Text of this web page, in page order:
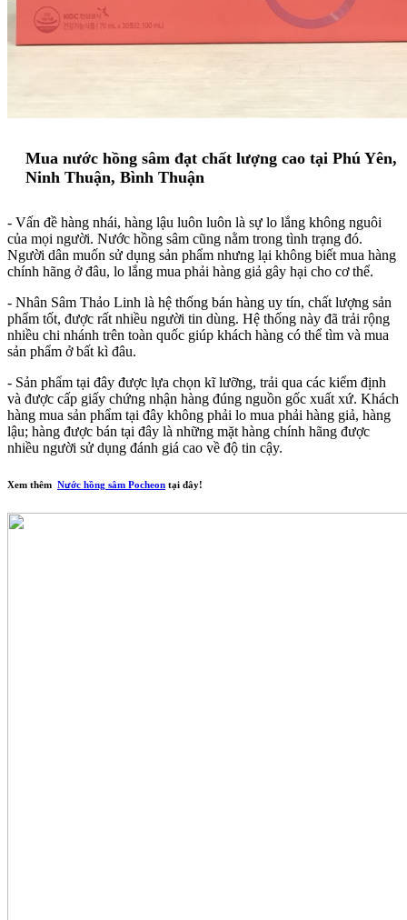
Mua nước hồng sâm đạt chất lượng cao tại Phú Yên,
Ninh Thuận, Bình Thuận
- Vấn đề hàng nhái, hàng lậu luôn luôn là sự lo lắng không nguôi
của mọi người. Nước hồng sâm cũng nằm trong tình trạng đó.
Người dân muốn sử dụng sản phẩm nhưng lại không biết mua hàng
chính hãng ở đâu, lo lắng mua phải hàng giả gây hại cho cơ thể.
- Nhân Sâm Thảo Linh là hệ thống bán hàng uy tín, chất lượng sản
phẩm tốt, được rất nhiều người tin dùng. Hệ thống này đã trải rộng
nhiều chi nhánh trên toàn quốc giúp khách hàng có thể tìm và mua
sản phẩm ở bất kì đâu.
- Sản phẩm tại đây được lựa chọn kĩ lưỡng, trải qua các kiểm định
và được cấp giấy chứng nhận hàng đúng nguồn gốc xuất xứ. Khách
hàng mua sản phẩm tại đây không phải lo mua phải hàng giả, hàng
lậu; hàng được bán tại đây là những mặt hàng chính hãng được
nhiều người sử dụng đánh giá cao về độ tin cậy.
Xem thêm Nước hồng sâm Pocheon tại đây!